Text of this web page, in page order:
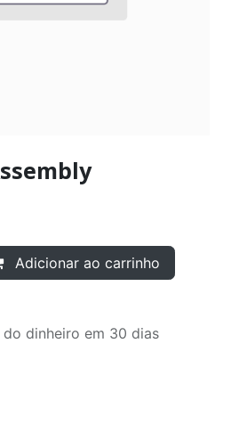
Adicionar ao carrinho
dinheiro em 30 dias